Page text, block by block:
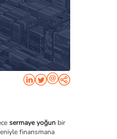
sermaye yoğun bir
finansmana